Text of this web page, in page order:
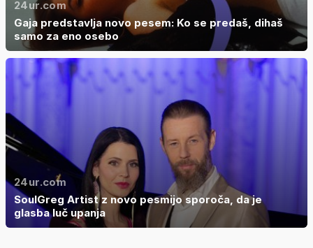
24ur.com
Gaja predstavlja novo pesem: Ko se predaš, dihaš
samo za eno osebo
24ur.com
SoulGreg Artist z novo pesmijo sporoča, da je
glasba luč upanja